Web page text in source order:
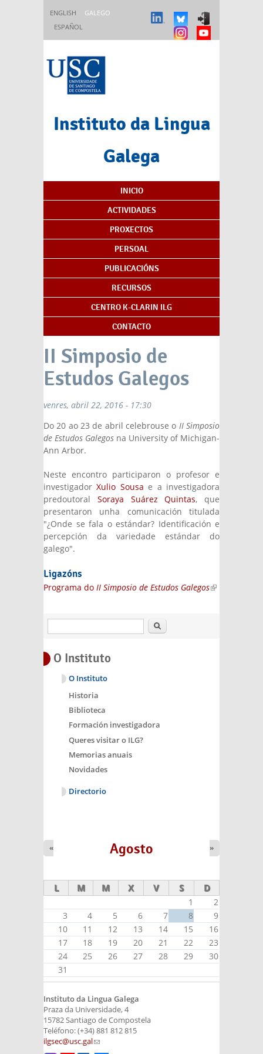
ENGLISH
GALEGO
ESPAÑOL
Instituto da Lingua
Galega
Índice de contidos
INICIO
ACTIVIDADES
PROXECTOS
PERSOAL
PUBLICACIÓNS
RECURSOS
CENTRO K-CLARIN ILG
CONTACTO
II Simposio de
Estudos Galegos
venres, abril 22, 2016 - 17:30
Do 20 ao 23 de abril celebrouse o II Simposio
de Estudos Galegos na University of Michigan-
Ann Arbor.
Neste encontro participaron o profesor e
investigadorXulio Sousa e a investigadora
predoutoral Soraya Suárez Quintas, que
presentaron unha comunicación titulada
"¿Onde se fala o estándar? Identificación e
percepción da variedade estándar do
galego".
Ligazóns
Programa do II Simposio de Estudos Galegos(link is
Buscar
O Instituto
O Instituto
Historia
Biblioteca
Formación investigadora
Queres visitar o ILG?
Memorias anuais
Novidades
Directorio
Agosto
« »
L M M X V S D
1
2
3
4 5 6 7 8
9
10
11 12 13 14 15
16
17
18 19 20 21 22
23
24
25 26 27 28 29
30
31
Instituto da Lingua Galega
Praza da Universidade, 4
15782 Santiago de Compostela
Teléfono: (+34) 881 812 815
ilgsec@usc.gal(link sends e-mail)